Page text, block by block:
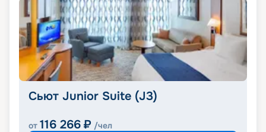
Сьют Junior Suite (J3)
от 116 266 ₽ /чел